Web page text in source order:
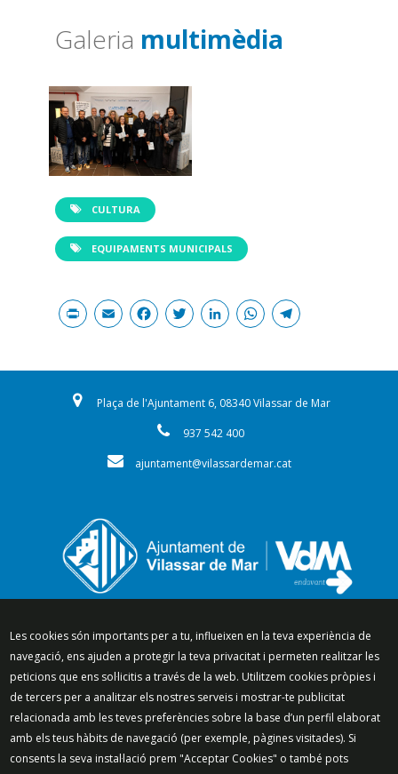
Galeria multimèdia
CULTURA
EQUIPAMENTS MUNICIPALS
PrintEmailFacebook
Twitter
LinkedIn
Plaça de l'Ajuntament 6, 08340 Vilassar de Mar
937 542 400
ajuntament@vilassardemar.cat
Segueix-nos a:
Mapa del lloc
Política de Privacitat
Política de Xarxes Socials
Política de cookies
Les cookies són importants per a tu, influeixen en la teva experiència de
navegació, ens ajuden a protegir la teva privacitat i permeten realitzar les
peticions que ens sol·licitis a través de la web. Utilitzem cookies pròpies i
de tercers per a analitzar els nostres serveis i mostrar-te publicitat
relacionada amb les teves preferències sobre la base d’un perfil elaborat
amb els teus hàbits de navegació (per exemple, pàgines visitades). Si
consents la seva instal·lació prem "Acceptar Cookies" o també pots